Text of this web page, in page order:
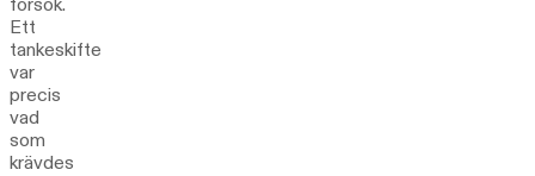
Ett
tankeskifte
var
precis
vad
som
krävdes